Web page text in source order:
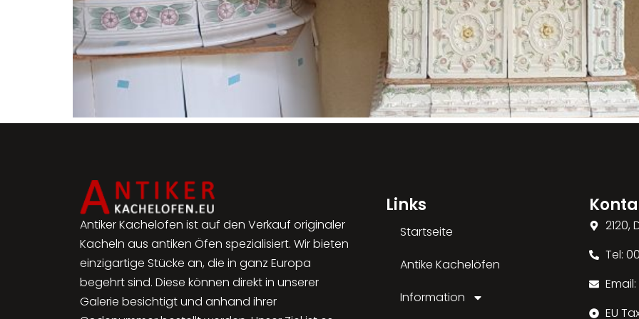
Antiker Kachelofen ist auf den Verkauf originaler
Kacheln aus antiken Öfen spezialisiert. Wir bieten
einzigartige Stücke an, die in ganz Europa
begehrt sind. Diese können direkt in unserer
Galerie besichtigt und anhand ihrer
Links
Startseite
Antike Kachelöfen
Information
2120,
Tel:
EU